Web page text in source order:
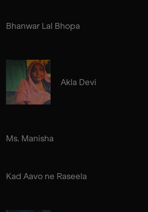
Bhanwar Lal Bhopa
Akla Devi
Ms. Manisha
Kad Aavo ne Raseela